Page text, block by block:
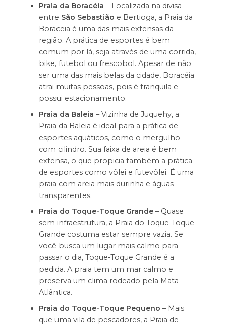
Praia da Boracéia – Localizada na divisa
entre São Sebastião e Bertioga, a Praia da
Boraceia é uma das mais extensas da
região. A prática de esportes é bem
comum por lá, seja através de uma corrida,
bike, futebol ou frescobol. Apesar de não
ser uma das mais belas da cidade, Boracéia
atrai muitas pessoas, pois é tranquila e
possui estacionamento.
Praia da Baleia – Vizinha de Juquehy, a
Praia da Baleia é ideal para a prática de
esportes aquáticos, como o mergulho
com cilindro. Sua faixa de areia é bem
extensa, o que propicia também a prática
de esportes como vôlei e futevôlei. É uma
praia com areia mais durinha e águas
transparentes.
Praia do Toque-Toque Grande– Quase
sem infraestrutura, a Praia do Toque-Toque
Grande costuma estar sempre vazia. Se
você busca um lugar mais calmo para
passar o dia, Toque-Toque Grande é a
pedida. A praia tem um mar calmo e
preserva um clima rodeado pela Mata
Atlântica.
Praia do Toque-Toque Pequeno – Mais
que uma vila de pescadores, a Praia de